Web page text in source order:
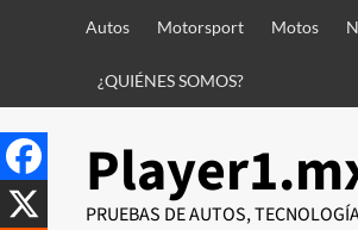
Autos Motorsport Motos
¿QUIÉNES SOMOS?
PRUEBAS DE AUTOS,